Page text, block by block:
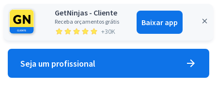
GetNinjas - Cliente
Receba orçamentos grátis
+30K
Baixar app
Entrar
Seja um profissional